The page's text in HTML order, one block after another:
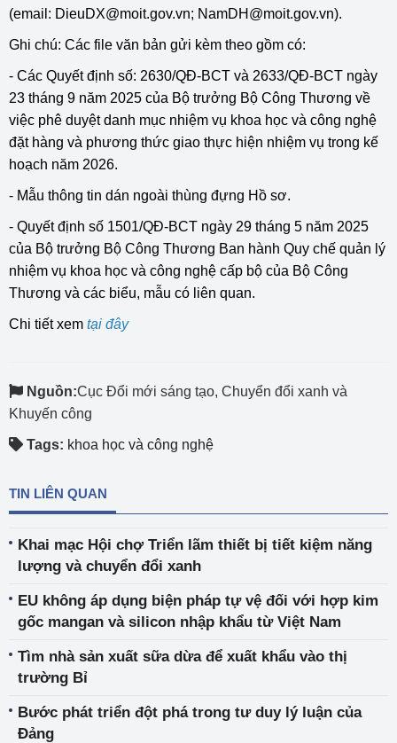
(email: DieuDX@moit.gov.vn; NamDH@moit.gov.vn).
Ghi chú: Các file văn bản gửi kèm theo gồm có:
- Các Quyết định số: 2630/QĐ-BCT và 2633/QĐ-BCT ngày
23 tháng 9 năm 2025 của Bộ trưởng Bộ Công Thương về
việc phê duyệt danh mục nhiệm vụ khoa học và công nghệ
đặt hàng và phương thức giao thực hiện nhiệm vụ trong kế
hoạch năm 2026.
- Mẫu thông tin dán ngoài thùng đựng Hồ sơ.
- Quyết định số 1501/QĐ-BCT ngày 29 tháng 5 năm 2025
của Bộ trưởng Bộ Công Thương Ban hành Quy chế quản lý
nhiệm vụ khoa học và công nghệ cấp bộ của Bộ Công
Thương và các biểu, mẫu có liên quan.
Chi tiết xem tại đây
Nguồn:Cục Đổi mới sáng tạo, Chuyển đổi xanh và
Khuyến công
Tags: khoa học và công nghệ
TIN LIÊN QUAN
Khai mạc Hội chợ Triển lãm thiết bị tiết kiệm năng
lượng và chuyển đổi xanh
EU không áp dụng biện pháp tự vệ đối với hợp kim
gốc mangan và silicon nhập khẩu từ Việt Nam
Tìm nhà sản xuất sữa dừa để xuất khẩu vào thị
trường Bỉ
Bước phát triển đột phá trong tư duy lý luận của
Đảng